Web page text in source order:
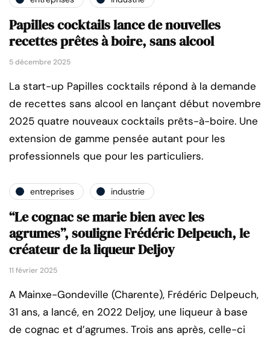
Papilles cocktails lance de nouvelles
recettes prêtes à boire, sans alcool
5 décembre 2025
La start-up Papilles cocktails répond à la demande
de recettes sans alcool en lançant début novembre
2025 quatre nouveaux cocktails prêts-à-boire. Une
extension de gamme pensée autant pour les
professionnels que pour les particuliers.
entreprises industrie
“Le cognac se marie bien avec les
agrumes”, souligne Frédéric Delpeuch, le
créateur de la liqueur Deljoy
11 février 2025
A Mainxe-Gondeville (Charente), Frédéric Delpeuch,
31 ans, a lancé, en 2022 Deljoy, une liqueur à base
de cognac et d’agrumes. Trois ans après, celle-ci